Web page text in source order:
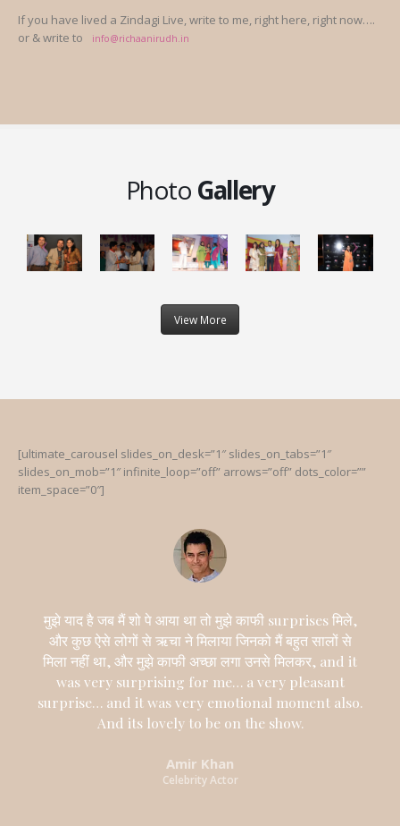
If you have lived a Zindagi Live, write to me, right here, right now….
or & write to
info@richaanirudh.in
Photo Gallery
View More
[ultimate_carousel slides_on_desk=”1″ slides_on_tabs=”1″
slides_on_mob=”1″ infinite_loop=”off” arrows=”off” dots_color=””
item_space=”0″]
मुझे याद है जब मैं शो पे आया था तो मुझे काफी surprises मिले,
और कुछ ऐसे लोगों से ऋचा ने मिलाया जिनको मैं बहुत सालों से
मिला नहीं था, और मुझे काफी अच्छा लगा उनसे मिलकर, and it
was very surprising for me… a very pleasant
surprise… and it was very emotional moment also.
And its lovely to be on the show.
Amir Khan
Celebrity Actor